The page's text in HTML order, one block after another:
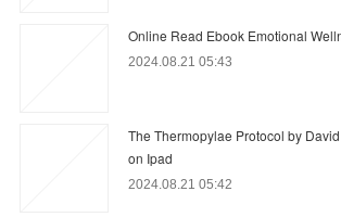
Online Read Ebook Emotional
2024.08.21 05:43
The Thermopylae Protocol by
on Ipad
2024.08.21 05:42